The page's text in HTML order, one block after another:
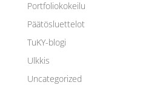
Portfoliokokeilu
Päätösluettelot
TuKY-blogi
Ulkkis
Uncategorized